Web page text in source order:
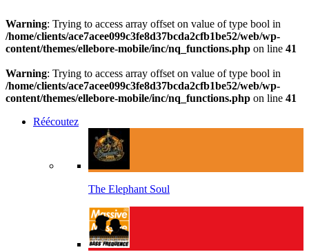
Warning: Trying to access array offset on value of type bool in
/home/clients/ace7acee099c3fe8d37bcda2cfb1be52/web/wp-
content/themes/ellebore-mobile/inc/nq_functions.php on line 41
Warning: Trying to access array offset on value of type bool in
/home/clients/ace7acee099c3fe8d37bcda2cfb1be52/web/wp-
content/themes/ellebore-mobile/inc/nq_functions.php on line 41
Réécoutez
The Elephant Soul